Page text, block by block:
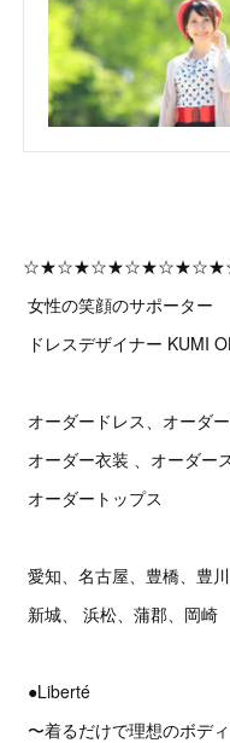
女性の笑顔のサポーター
ドレスデザイナー KUMI
オーダードレス、オーダ
オーダー衣装 、オーダー
オーダートップス
愛知、名古屋、豊橋、豊川
新城、 浜松、蒲郡、岡崎
●Liberté
〜着るだけで理想のボディ